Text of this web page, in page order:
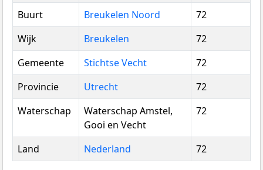
Buurt
Breukelen Noord
72
Wijk
Breukelen
72
Gemeente
Stichtse Vecht
72
Provincie
Utrecht
72
Waterschap
Waterschap Amstel,
Gooi en Vecht
72
Land Nederland 72